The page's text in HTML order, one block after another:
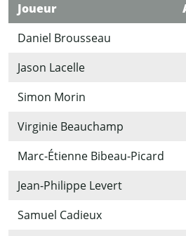
Joueur
Daniel Brousseau
Jason Lacelle
Simon Morin
Virginie Beauchamp
Marc-Étienne Bibeau-Picard
Jean-Philippe Levert
Samuel Cadieux